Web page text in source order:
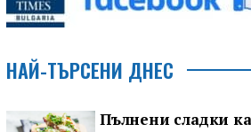
НАЙ-ТЪРСЕНИ ДНЕС
Пълнени сладки